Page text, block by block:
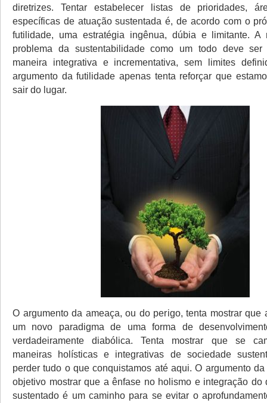
diretrizes. Tentar estabelecer listas de prioridades,
específicas de atuação sustentada é, de acordo com o
futilidade, uma estratégia ingênua, dúbia e limitante. A
problema da sustentabilidade como um todo deve ser
maneira integrativa e incrementativa, sem limites
argumento da futilidade apenas tenta reforçar que
sair do lugar.
O argumento da ameaça, ou do perigo, tenta mostrar que
um novo paradigma de uma forma de
verdadeiramente diabólica. Tenta mostrar que se
maneiras holísticas e integrativas de sociedade
perder tudo o que conquistamos até aqui. O argumento
objetivo mostrar que a ênfase no holismo e integração do
sustentado é um caminho para se evitar o